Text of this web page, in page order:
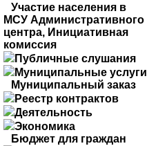
Участие населения в
МСУ Административного
центра, Инициативная
комиссия
Публичные слушания
Муниципальные услуги
Муниципальный заказ
Реестр контрактов
Деятельность
Экономика
Бюджет для граждан